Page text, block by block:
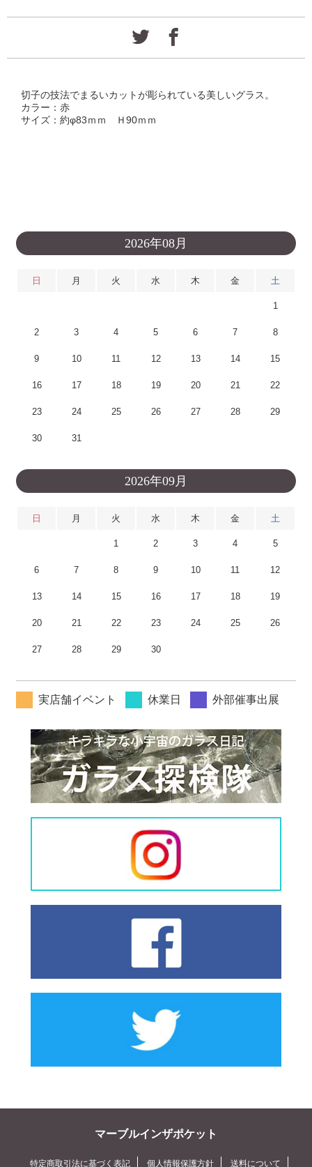
切子の技法でまるいカットが彫られている美しいグラス。
カラー：赤
サイズ：約φ83ｍｍ Ｈ90ｍｍ
2026年08月
日 月 火 水 木 金 土
1
2 3 4 5 6 7 8
9 10 11 12 13 14 15
16 17 18 19 20 21 22
23 24 25 26 27 28 29
30 31
2026年09月
日 月 火 水 木 金 土
1 2 3 4 5
6 7 8 9 10 11 12
13 14 15 16 17 18 19
20 21 22 23 24 25 26
27 28 29 30
実店舗イベント 休業日 外部催事出展
マーブルインザポケット
特定商取引法に基づく表記 個人情報保護方針 送料について